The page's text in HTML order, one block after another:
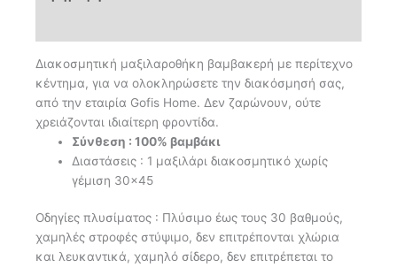
Διακοσμητική μαξιλαροθήκη βαμβακερή με περίτεχνο
κέντημα, για να ολοκληρώσετε την διακόσμησή σας,
από την εταιρία Gofis Ηome. Δεν ζαρώνουν, ούτε
χρειάζονται ιδιαίτερη φροντίδα.
Σύνθεση : 100% βαμβάκι
Διαστάσεις : 1 μαξιλάρι διακοσμητικό χωρίς
γέμιση 30×45
Οδηγίες πλυσίματος : Πλύσιμο έως τους 30 βαθμούς,
χαμηλές στροφές στύψιμο, δεν επιτρέπονται χλώρια
και λευκαντικά, χαμηλό σίδερο, δεν επιτρέπεται το